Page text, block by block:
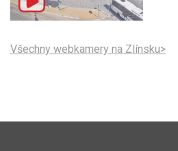
Všechny webkamery na Zlínsku>